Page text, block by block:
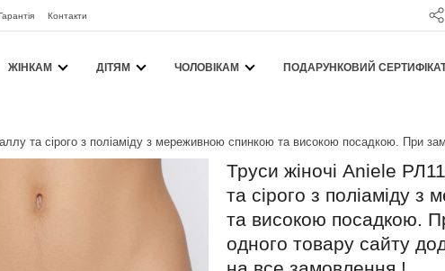
Контакти
ЖІНКАМ ДІТЯМ ЧОЛОВІКАМ ПОДАРУНКОВИЙ
та сірого з поліаміду з мереживною спинкою та високою посадкою. При
Труси жіночі Aniele
та сірого з поліаміду
та високою посадкою.
одного товару сайту